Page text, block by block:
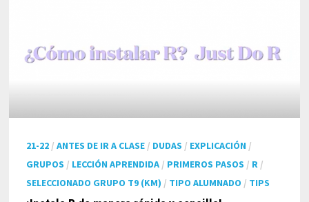
21-22 /ANTES DE IR A CLASE / DUDAS / EXPLICACIÓN /
GRUPOS / LECCIÓN APRENDIDA / PRIMEROS PASOS / R /
SELECCIONADO GRUPO T9 (KM) / TIPO ALUMNADO / TIPS